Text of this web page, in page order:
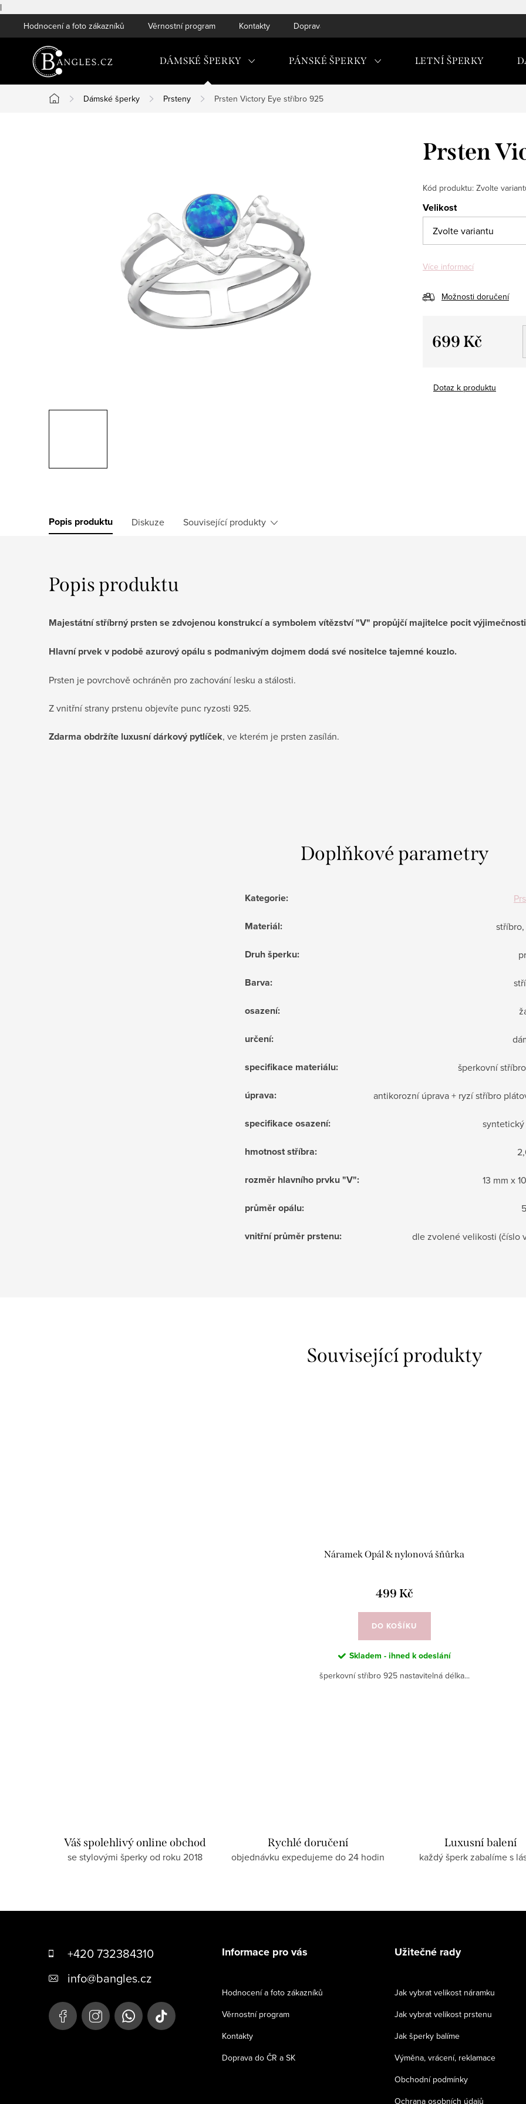
|
na
Hodnocení a foto zákazníků Věrnostní program Kontakty Doprava do ČR a SK
DÁMSKÉ ŠPERKY PÁNSKÉ ŠPERKY LETNÍ ŠPERKY
Domů
Dámské šperky Prsteny Prsten Victory Eye stříbro 925
Prsten
Kód produktu: Zvolte
Velikost
Více informací
Možnosti doručení
699 Kč
Dotaz k produktu
Popis produktu Diskuze Související produkty
Popis produktu
Majestátní stříbrný prsten se zdvojenou konstrukcí a symbolem vítězství "V" propůjčí majitelce pocit výjimečnosti
Hlavní prvek v podobě azurový opálu s podmanivým dojmem dodá své nositelce tajemné kouzlo.
Prsten je povrchově ochráněn pro zachování lesku a stálosti.
Z vnitřní strany prstenu objevíte punc ryzosti 925.
Zdarma obdržíte luxusní dárkový pytlíček, ve kterém je prsten zasílán.
Doplňkové parametry
Kategorie:
Materiál:
Druh šperku:
Barva:
osazení:
určení:
specifikace materiálu: šperkovní
úprava: antikorozní úprava + ryzí stříbro
specifikace osazení:
hmotnost stříbra:
rozměr hlavního prvku "V": 13 mm x
průměr opálu:
vnitřní průměr prstenu: dle zvolené velikosti (číslo
Související produkty
Náramek Opál & nylonová šňůrka
499 Kč
DO KOŠÍKU
Skladem - ihned k odeslání
šperkovní stříbro 925 nastavitelná délka...
Váš spolehlivý online obchod
se stylovými šperky od roku 2018
Rychlé doručení
objednávku expedujeme do 24 hodin
Luxusní balení
každý šperk zabalíme s
+420 732384310
info@bangles.cz
Informace pro vás
Hodnocení a foto zákazníků
Věrnostní program
Kontakty
Doprava do ČR a SK
Užitečné rady
Jak vybrat velikost náramku
Jak vybrat velikost prstenu
Jak šperky balíme
Výměna, vrácení, reklamace
Obchodní podmínky
Ochrana osobních údajů